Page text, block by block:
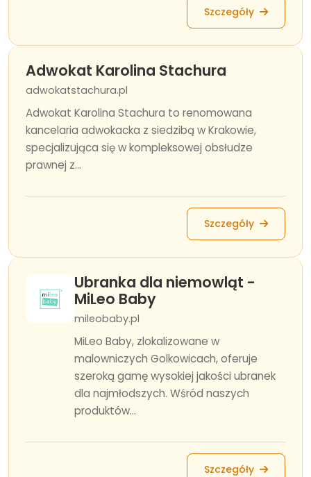
Szczegóły
Adwokat Karolina Stachura
adwokatstachura.pl
Adwokat Karolina Stachura to renomowana
kancelaria adwokacka z siedzibą w Krakowie,
specjalizująca się w kompleksowej obsłudze
prawnej z...
Szczegóły
Ubranka dla niemowląt -
MiLeo Baby
mileobaby.pl
MiLeo Baby, zlokalizowane w
malowniczych Golkowicach, oferuje
szeroką gamę wysokiej jakości ubranek
dla najmłodszych. Wśród naszych
produktów...
Szczegóły